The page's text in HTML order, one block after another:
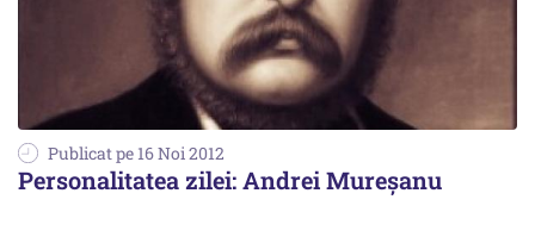
Publicat pe 16 Noi 2012
Personalitatea zilei: Andrei Mureșanu